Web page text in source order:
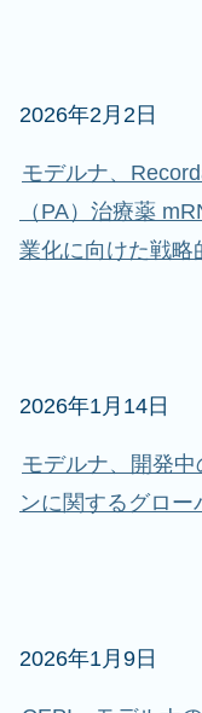
2026年2月2日
モデルナ、
（PA）治療薬
業化に向けた戦略
2026年1月14日
モデルナ、開発
ンに関するグロ
2026年1月9日